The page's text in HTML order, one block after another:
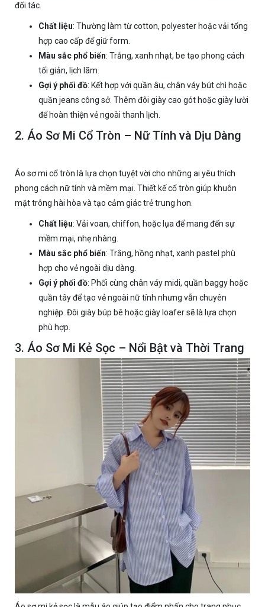
đối tác.
Chất liệu: Thường làm từ cotton, polyester hoặc vải tổng
hợp cao cấp để giữ form.
Màu sắc phổ biến: Trắng, xanh nhạt, be tạo phong cách
tối giản, lịch lãm.
Gợi ý phối đồ: Kết hợp với quần âu, chân váy bút chì hoặc
quần jeans công sở. Thêm đôi giày cao gót hoặc giày lười
để hoàn thiện vẻ ngoài thanh lịch.
2. Áo Sơ Mi Cổ Tròn – Nữ Tính và Dịu Dàng
Áo sơ mi cổ tròn là lựa chọn tuyệt vời cho những ai yêu thích
phong cách nữ tính và mềm mại. Thiết kế cổ tròn giúp khuôn
mặt trông hài hòa và tạo cảm giác trẻ trung hơn.
Chất liệu: Vải voan, chiffon, hoặc lụa để mang đến sự
mềm mại, nhẹ nhàng.
Màu sắc phổ biến: Trắng, hồng nhạt, xanh pastel phù
hợp cho vẻ ngoài dịu dàng.
Gợi ý phối đồ: Phối cùng chân váy midi, quần baggy hoặc
quần tây để tạo vẻ ngoài nữ tính nhưng vẫn chuyên
nghiệp. Đôi giày búp bê hoặc giày loafer sẽ là lựa chọn
phù hợp.
3. Áo Sơ Mi Kẻ Sọc – Nổi Bật và Thời Trang